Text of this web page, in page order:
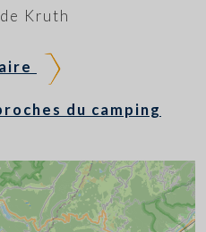
Kruth
du camping